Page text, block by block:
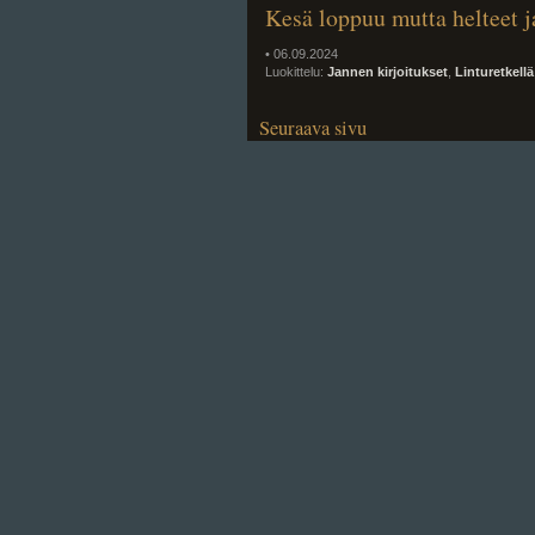
Kesä loppuu mutta helteet
• 06.09.2024
Luokittelu: Jannen kirjoitukset Linturetkellä
Seuraava sivu